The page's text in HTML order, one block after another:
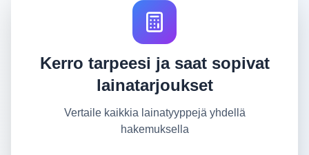
Kerro tarpeesi ja saat sopivat
lainatarjoukset
Vertaile kaikkia lainatyyppejä yhdellä
hakemuksella